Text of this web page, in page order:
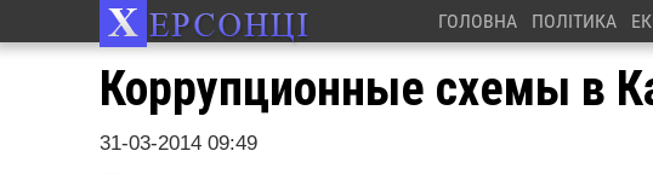
ГОЛОВНА ПОЛІТИКА
Коррупционные схемы в
31-03-2014 09:49